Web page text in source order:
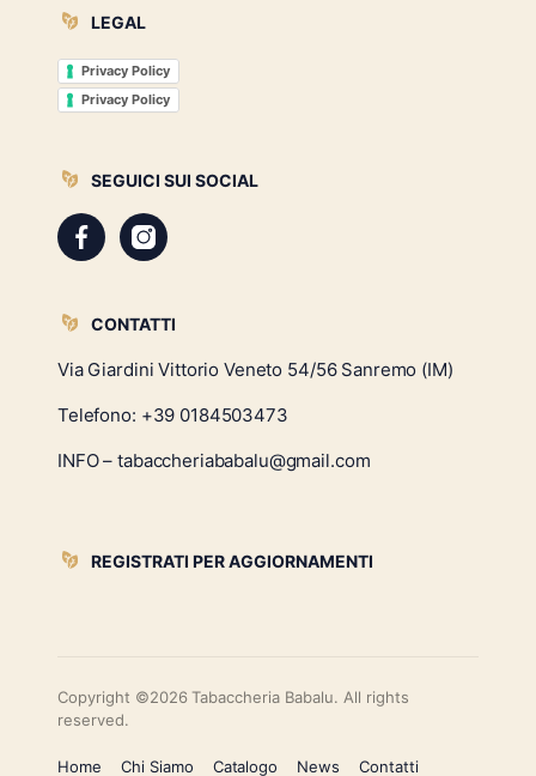
LEGAL
Privacy Policy
Privacy Policy
SEGUICI SUI SOCIAL
CONTATTI
Via Giardini Vittorio Veneto 54/56 Sanremo (IM)
Telefono: +39 0184503473
INFO – tabaccheriababalu@gmail.com
REGISTRATI PER AGGIORNAMENTI
Copyright ©2026 Tabaccheria Babalu. All rights
reserved.
Home Chi Siamo Catalogo News Contatti